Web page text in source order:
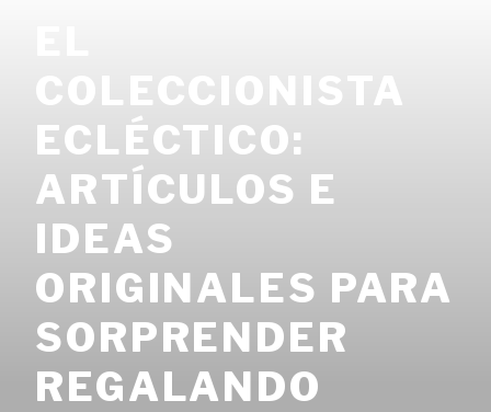
COLECCIONISTA
ECLÉCTICO:
ARTÍCULOS E
IDEAS
ORIGINALES PARA
SORPRENDER
REGALANDO